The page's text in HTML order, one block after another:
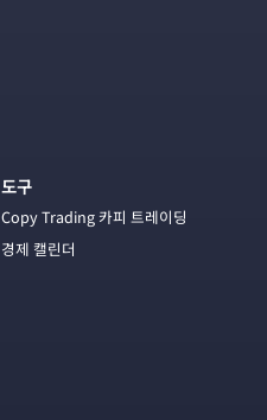
도구
Copy Trading 카피 트레이딩
경제 캘린더